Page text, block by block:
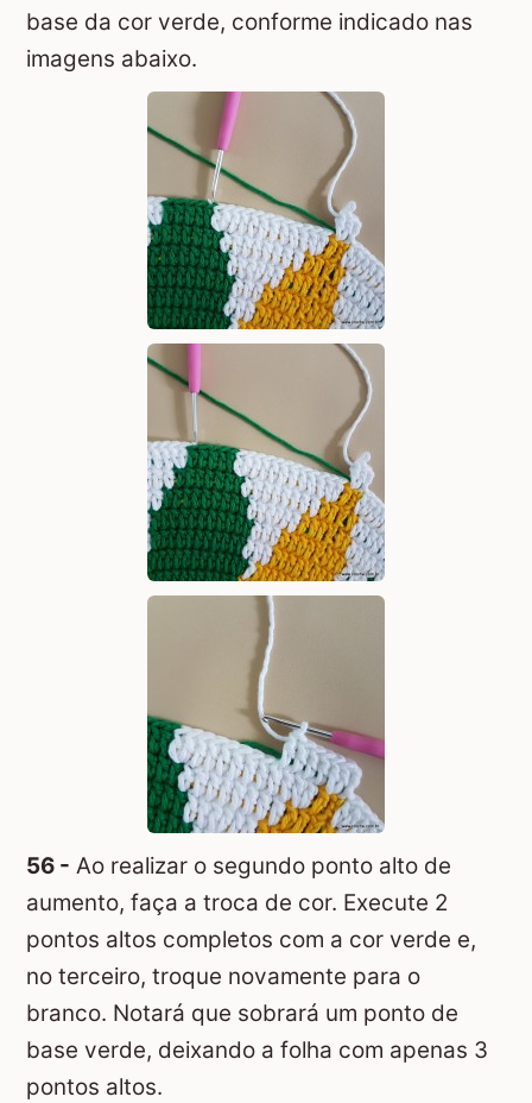
base da cor verde, conforme indicado nas
imagens abaixo.
56 - Ao realizar o segundo ponto alto de
aumento, faça a troca de cor. Execute 2
pontos altos completos com a cor verde e,
no terceiro, troque novamente para o
branco. Notará que sobrará um ponto de
base verde, deixando a folha com apenas 3
pontos altos.